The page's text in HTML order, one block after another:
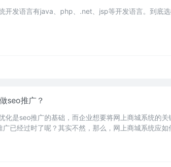
开发语言有java、php、.net、jsp等开发语言。到底
seo推广？
化是seo推广的基础，而企业想要将网上商城系统的关
已经过时了呢？其实不然，那么，网上商城系统应如